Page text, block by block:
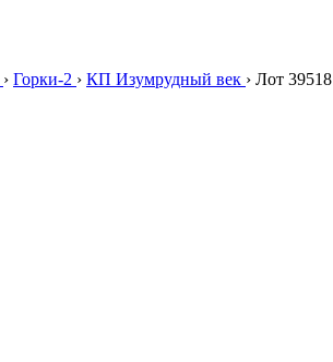
› Горки-2 › КП Изумрудный век › Лот 39518